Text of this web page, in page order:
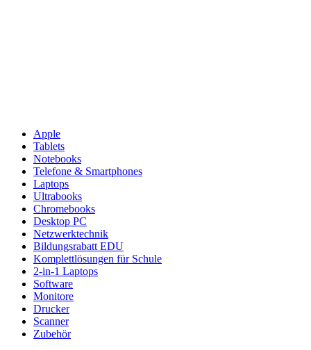
Apple
Tablets
Notebooks
Telefone & Smartphones
Laptops
Ultrabooks
Chromebooks
Desktop PC
Netzwerktechnik
Bildungsrabatt EDU
Komplettlösungen für Schule
2-in-1 Laptops
Software
Monitore
Drucker
Scanner
Zubehör